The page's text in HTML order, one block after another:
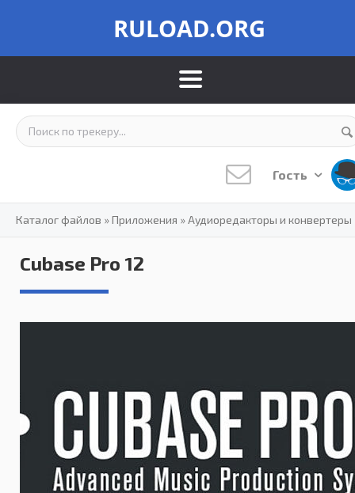
RULOAD.ORG
Гость
Каталог файлов »Приложения »Аудиоредакторы и конвертеры
Cubase Pro 12